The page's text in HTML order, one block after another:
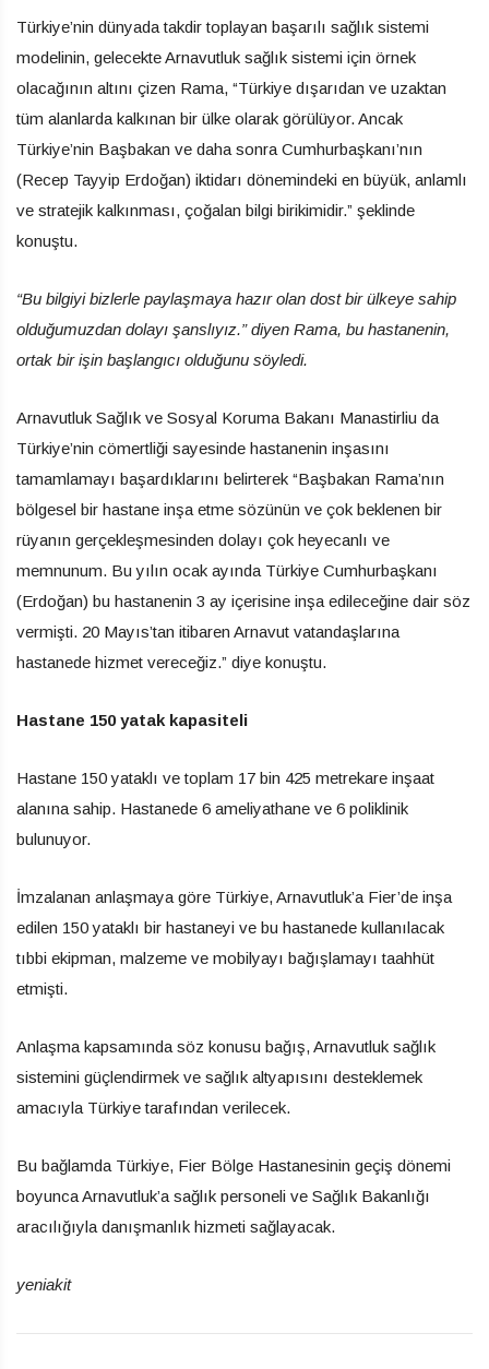
Türkiye’nin dünyada takdir toplayan başarılı sağlık sistemi
modelinin, gelecekte Arnavutluk sağlık sistemi için örnek
olacağının altını çizen Rama, “Türkiye dışarıdan ve uzaktan
tüm alanlarda kalkınan bir ülke olarak görülüyor. Ancak
Türkiye’nin Başbakan ve daha sonra Cumhurbaşkanı’nın
(Recep Tayyip Erdoğan) iktidarı dönemindeki en büyük, anlamlı
ve stratejik kalkınması, çoğalan bilgi birikimidir.” şeklinde
konuştu.
“Bu bilgiyi bizlerle paylaşmaya hazır olan dost bir ülkeye sahip
olduğumuzdan dolayı şanslıyız.” diyen Rama, bu hastanenin,
ortak bir işin başlangıcı olduğunu söyledi.
Arnavutluk Sağlık ve Sosyal Koruma Bakanı Manastirliu da
Türkiye’nin cömertliği sayesinde hastanenin inşasını
tamamlamayı başardıklarını belirterek “Başbakan Rama’nın
bölgesel bir hastane inşa etme sözünün ve çok beklenen bir
rüyanın gerçekleşmesinden dolayı çok heyecanlı ve
memnunum. Bu yılın ocak ayında Türkiye Cumhurbaşkanı
(Erdoğan) bu hastanenin 3 ay içerisine inşa edileceğine dair söz
vermişti. 20 Mayıs’tan itibaren Arnavut vatandaşlarına
hastanede hizmet vereceğiz.” diye konuştu.
Hastane 150 yatak kapasiteli
Hastane 150 yataklı ve toplam 17 bin 425 metrekare inşaat
alanına sahip. Hastanede 6 ameliyathane ve 6 poliklinik
bulunuyor.
İmzalanan anlaşmaya göre Türkiye, Arnavutluk’a Fier’de inşa
edilen 150 yataklı bir hastaneyi ve bu hastanede kullanılacak
tıbbi ekipman, malzeme ve mobilyayı bağışlamayı taahhüt
etmişti.
Anlaşma kapsamında söz konusu bağış, Arnavutluk sağlık
sistemini güçlendirmek ve sağlık altyapısını desteklemek
amacıyla Türkiye tarafından verilecek.
Bu bağlamda Türkiye, Fier Bölge Hastanesinin geçiş dönemi
boyunca Arnavutluk’a sağlık personeli ve Sağlık Bakanlığı
aracılığıyla danışmanlık hizmeti sağlayacak.
yeniakit